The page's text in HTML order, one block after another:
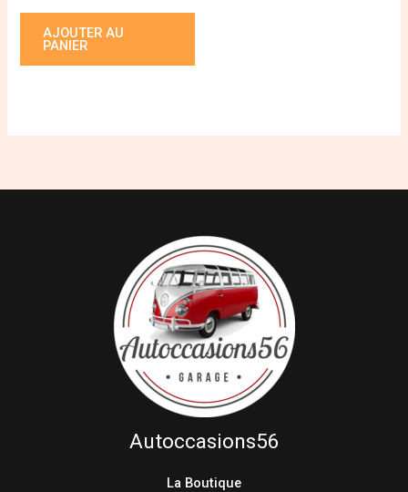
AJOUTER AU
PANIER
Autoccasions56
La Boutique